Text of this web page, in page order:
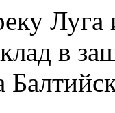
Луга
в